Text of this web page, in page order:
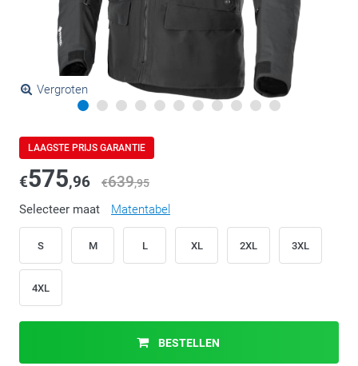
Vergroten
LAAGSTE PRIJS GARANTIE
€575,96 €639,95
Selecteer maat Matentabel
S M L XL 2XL 3XL
4XL
BESTELLEN